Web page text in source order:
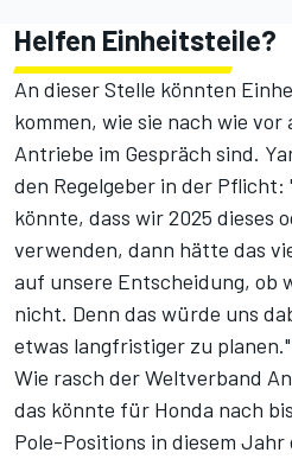
Helfen Einheitsteile?
An dieser Stelle könnten
kommen, wie sie nach wie
Antriebe im Gespräch sind.
den Regelgeber in der Pflicht:
könnte, dass wir 2025 dieses
verwenden, dann hätte das
auf unsere Entscheidung, ob
nicht. Denn das würde uns
etwas langfristiger zu planen."
Wie rasch der Weltverband
das könnte für Honda nach
Pole-Positions in diesem